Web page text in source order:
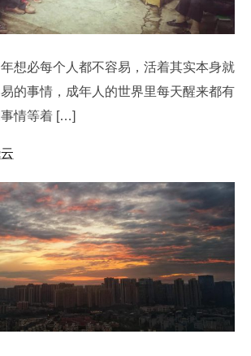
想必每个人都不容易，活着其实本身就
的事情，成年人的世界里每天醒来都有
情等着 […]